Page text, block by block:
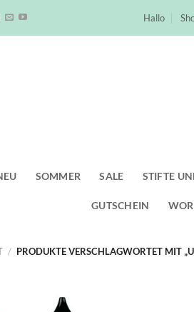
Hallo
SOMMER SALE STIFTE
GUTSCHEIN
/ PRODUKTE VERSCHLAGWORTET MIT